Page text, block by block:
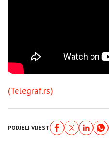
(Telegraf.rs)
PODJELI VIJEST